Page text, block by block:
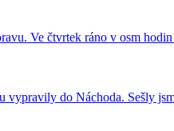
Ve čtvrtek ráno v osm
vypravily do Náchoda. Sešly